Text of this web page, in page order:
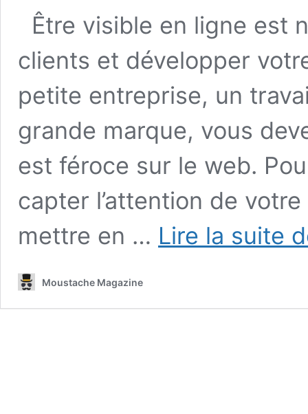
Être visible en ligne est
clients et développer
petite entreprise, un
grande marque, vous
est féroce sur le web.
capter l’attention de
mettre en … Lire la suite
Moustache Magazine